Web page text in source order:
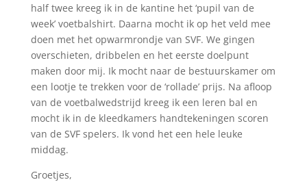
half twee kreeg ik in de kantine het ‘pupil van de
week’ voetbalshirt. Daarna mocht ik op het veld mee
doen met het opwarmrondje van SVF. We gingen
overschieten, dribbelen en het eerste doelpunt
maken door mij. Ik mocht naar de bestuurskamer om
een lootje te trekken voor de ‘rollade’ prijs. Na afloop
van de voetbalwedstrijd kreeg ik een leren bal en
mocht ik in de kleedkamers handtekeningen scoren
van de SVF spelers. Ik vond het een hele leuke
middag.
Groetjes,